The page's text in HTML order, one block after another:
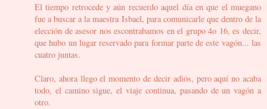
El tiempo retrocede y aún recuerdo aquel día en que el muegano
fue a buscar a la maestra Isbael, para comunicarle que dentro de la
elección de asesor nos escontrabamos en el grupo 4o 16, es decir,
que hubo un lugar reservado para formar parte de este vagón... las
cuatro juntas.
Claro, ahora llego el momento de decir adiós, pero aquí no acaba
todo, el camino sigue, el viaje continua, pasando de un vagón a
otro.